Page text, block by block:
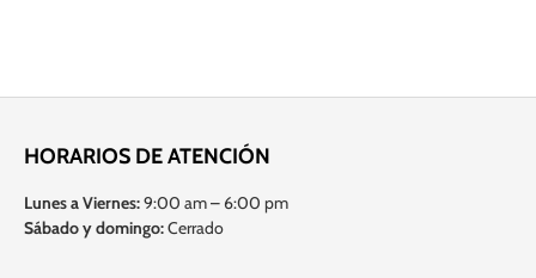
HORARIOS DE ATENCIÓN
Lunes a Viernes:9:00 am – 6:00 pm
Sábado y domingo:Cerrado